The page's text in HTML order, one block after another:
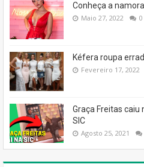
Conheça a
Maio 27, 2022 0
Kéfera roupa
Fevereiro 17, 2022
Graça Freitas caiu
SIC
Agosto 25, 2021